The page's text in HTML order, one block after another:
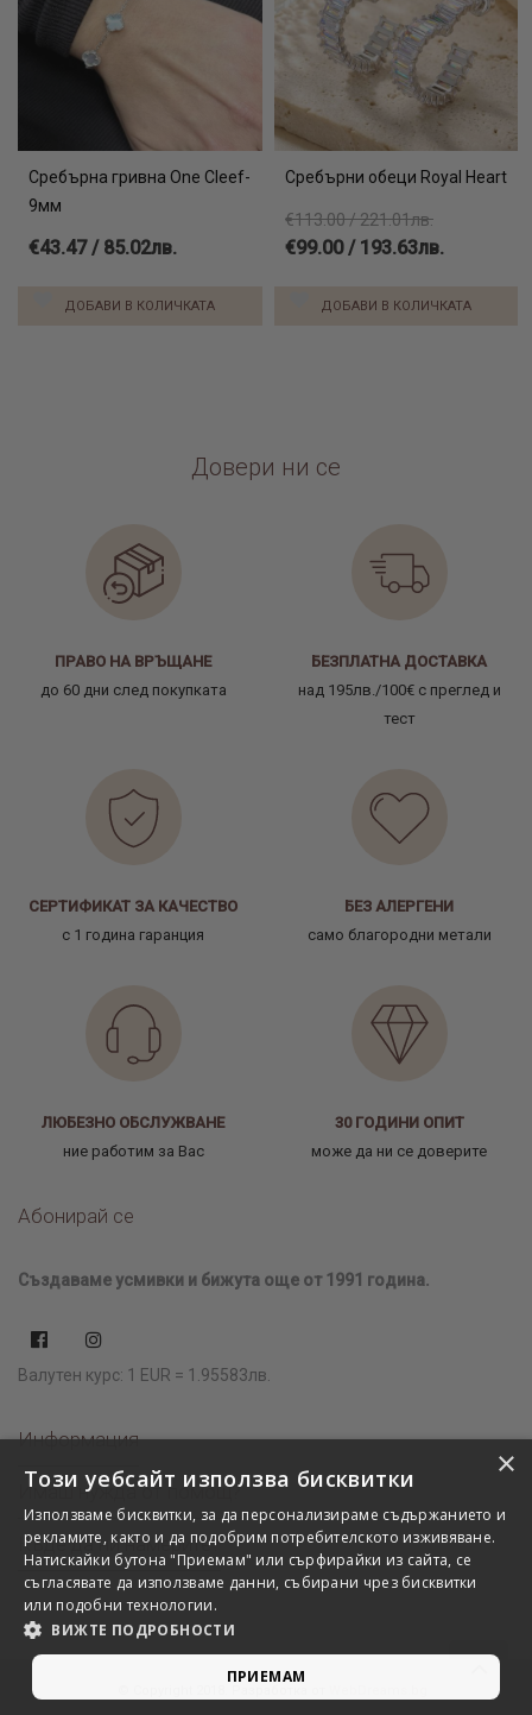
Сребърна гривна One Cleef-
9мм
€43.47 / 85.02лв.
ДОБАВИ В КОЛИЧКАТА
Сребърни обеци Royal Heart
€113.00 / 221.01лв.
€99.00 / 193.63лв.
ДОБАВИ В КОЛИЧКАТА
Довери ни се
ПРАВО НА ВРЪЩАНЕ
до 60 дни след покупката
БЕЗПЛАТНА ДОСТАВКА
над 195лв./100€ с преглед и
тест
СЕРТИФИКАТ ЗА КАЧЕСТВО
с 1 година гаранция
БЕЗ АЛЕРГЕНИ
само благородни метали
ЛЮБЕЗНО ОБСЛУЖВАНЕ
ние работим за Вас
30 ГОДИНИ ОПИТ
може да ни се доверите
Абонирай се
Създаваме усмивки и бижута още от 1991 година.
Валутен курс: 1 EUR = 1.95583лв.
Информация
Имаш нужда от помощ?
Къде да ни намерите?
×
Този уебсайт използва бисквитки
Използваме бисквитки, за да персонализираме съдържанието и
рекламите, както и да подобрим потребителското изживяване.
Натискайки бутона "Приемам" или сърфирайки из сайта, се
съгласявате да използваме данни, събирани чрез бисквитки
или подобни технологии.
ВИЖТЕ ПОДРОБНОСТИ
ПРИЕМАМ